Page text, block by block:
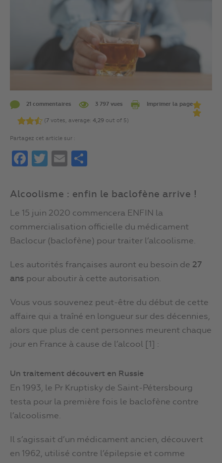
21 commentaires 3 797 vues Imprimer la page
(7 votes, average: 4,29 out of 5)
Partagez cet article sur :
FacebookTwitterEmail
Alcoolisme : enfin le baclofène arrive !
Le 15 juin 2020 commencera ENFIN la
commercialisation officielle du médicament
Baclocur (baclofène) pour traiter l’alcoolisme.
Les autorités françaises auront eu besoin de 27
ans pour aboutir à cette autorisation.
Vous vous souvenez peut-être du début de cette
affaire qui a traîné en longueur sur des décennies,
alors que plus de cent personnes meurent chaque
jour en France à cause de l’alcool [1] :
Un traitement découvert en Russie
En 1993, le Pr Kruptisky de Saint-Pétersbourg
testa pour la première fois le baclofène contre
l’alcoolisme.
Il s’agissait d’un médicament ancien, découvert
en 1962, utilisé contre l’épilepsie et comme